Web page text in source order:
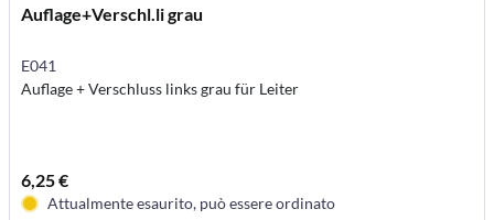
Auflage+Verschl.li grau
E041
Auflage + Verschluss links grau für Leiter
6,25 €
Attualmente esaurito, può essere ordinato